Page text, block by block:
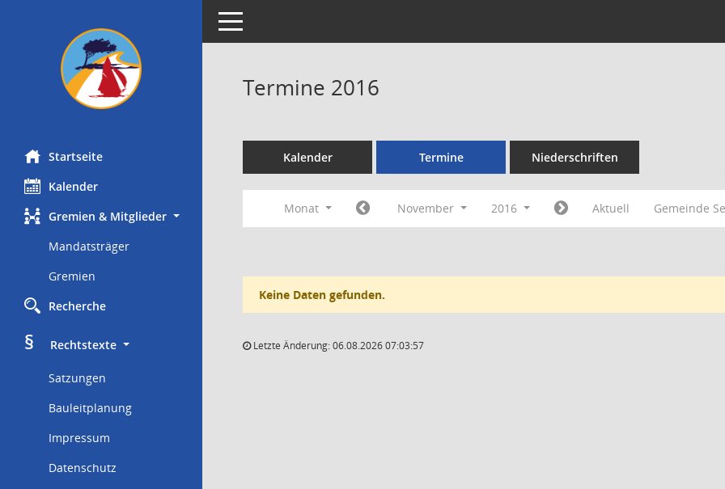
Startseite
Kalender
Gremien & Mitglieder
Mandatsträger
Gremien
Recherche
§
     Rechtstexte
Satzungen
Bauleitplanung
Impressum
Datenschutz
Toggle navigation
Termine 2016
Kalender Termine Niederschriften
Monat November 2016 Aktuell Gemeinde
Keine Daten gefunden.
Letzte Änderung: 06.08.2026 07:03:57